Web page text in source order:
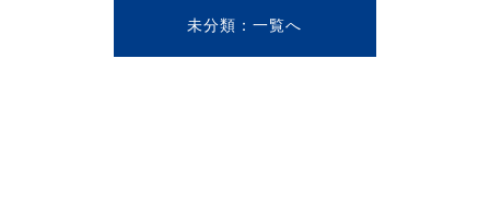
未分類